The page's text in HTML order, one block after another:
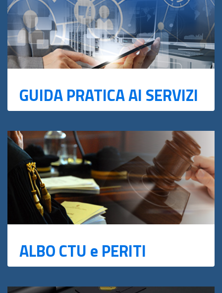
GUIDA PRATICA AI SERVIZI
ALBO CTU e PERITI